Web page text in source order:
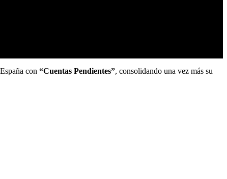
con “Cuentas Pendientes”, consolidando una vez más su